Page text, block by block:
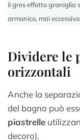
il gres effetto graniglia
armonico, mai
Dividere le
orizzontali
Anche la
del bagno può
piastrelle
decoro).